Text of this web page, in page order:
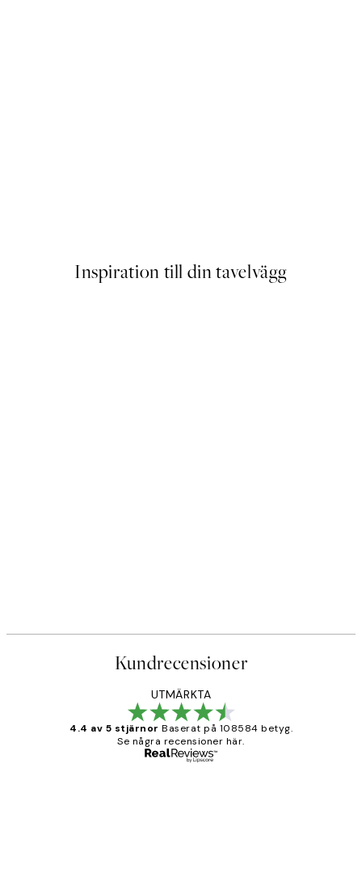
Inspiration till din tavelvägg
Kundrecensioner
UTMÄRKTA
4.4 av 5 stjärnor Baserat på 108584 betyg.
Se några recensioner här.